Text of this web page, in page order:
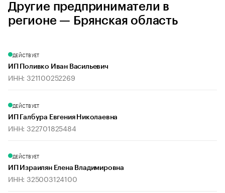
Другие предприниматели в
регионе — Брянская область
ДЕЙСТВУЕТ
ИП Поливко Иван Васильевич
ИНН: 321100252269
ДЕЙСТВУЕТ
ИП Галбура Евгения Николаевна
ИНН: 322701825484
ДЕЙСТВУЕТ
ИП Израилян Елена Владимировна
ИНН: 325003124100